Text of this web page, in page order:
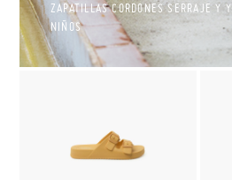
ZAPATILLAS CORDONES SERRAJE Y
NIÑOS